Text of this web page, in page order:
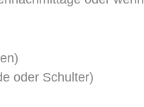
oder Schulter)